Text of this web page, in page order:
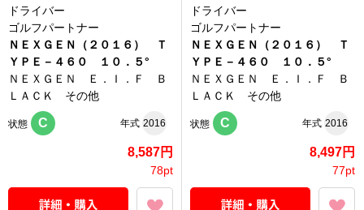
ドライバー
ゴルフパートナー
ＮＥＸＧＥＮ（２０１６） Ｔ
ＹＰＥ－４６０ １０．５°
ＮＥＸＧＥＮ Ｅ．Ｉ．Ｆ Ｂ
ＬＡＣＫ その他
状態 C 年式 2016
8,587円
78pt
ドライバー
ゴルフパートナー
ＮＥＸＧＥＮ（２０１６） Ｔ
ＹＰＥ－４６０ １０．５°
ＮＥＸＧＥＮ Ｅ．Ｉ．Ｆ Ｂ
ＬＡＣＫ その他
状態 C 年式 2016
8,497円
77pt